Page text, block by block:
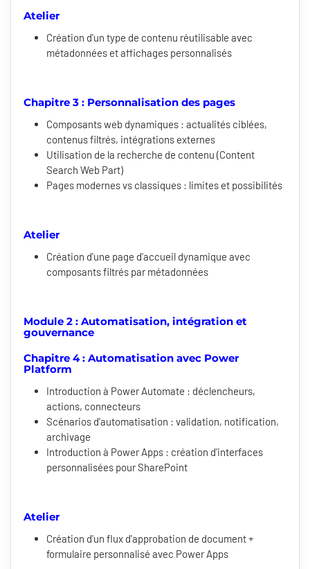
Atelier
Création d'un type de contenu réutilisable avec
métadonnées et affichages personnalisés
Chapitre 3 : Personnalisation des pages
Composants web dynamiques : actualités ciblées,
contenus filtrés, intégrations externes
Utilisation de la recherche de contenu (Content
Search Web Part)
Pages modernes vs classiques : limites et possibilités
Atelier
Création d'une page d'accueil dynamique avec
composants filtrés par métadonnées
Module 2 : Automatisation, intégration et
gouvernance
Chapitre 4 : Automatisation avec Power
Platform
Introduction à Power Automate : déclencheurs,
actions, connecteurs
Scénarios d'automatisation : validation, notification,
archivage
Introduction à Power Apps : création d'interfaces
personnalisées pour SharePoint
Atelier
Création d'un flux d'approbation de document +
formulaire personnalisé avec Power Apps